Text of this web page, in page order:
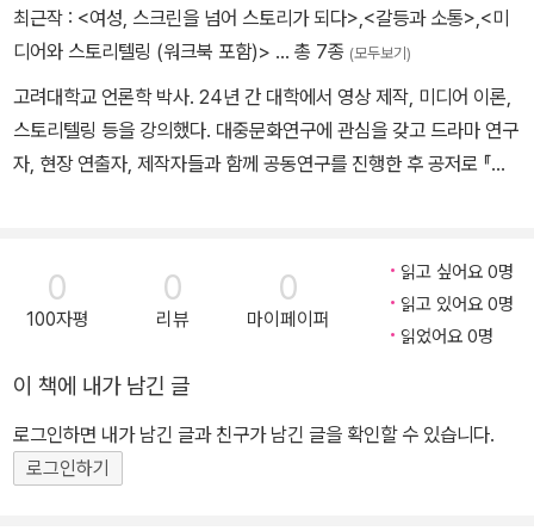
최근작 : <여성, 스크린을 넘어 스토리가 되다>,<갈등과 소통>,<미
디어와 스토리텔링 (워크북 포함)> … 총 7종 (모두보기)
고려대학교 언론학 박사. 24년 간 대학에서 영상 제작, 미디어 이론,
스토리텔링 등을 강의했다. 대중문화연구에 관심을 갖고 드라마 연구
자, 현장 연출자, 제작자들과 함께 공동연구를 진행한 후 공저로 『드
0
100자평
0
리뷰
0
마이페이퍼
읽고 싶어요 0명
읽고 있어요 0명
읽었어요 0명
이 책에 내가 남긴 글
로그인하면 내가 남긴 글과 친구가 남긴 글을 확인할 수 있습니다.
로그인하기